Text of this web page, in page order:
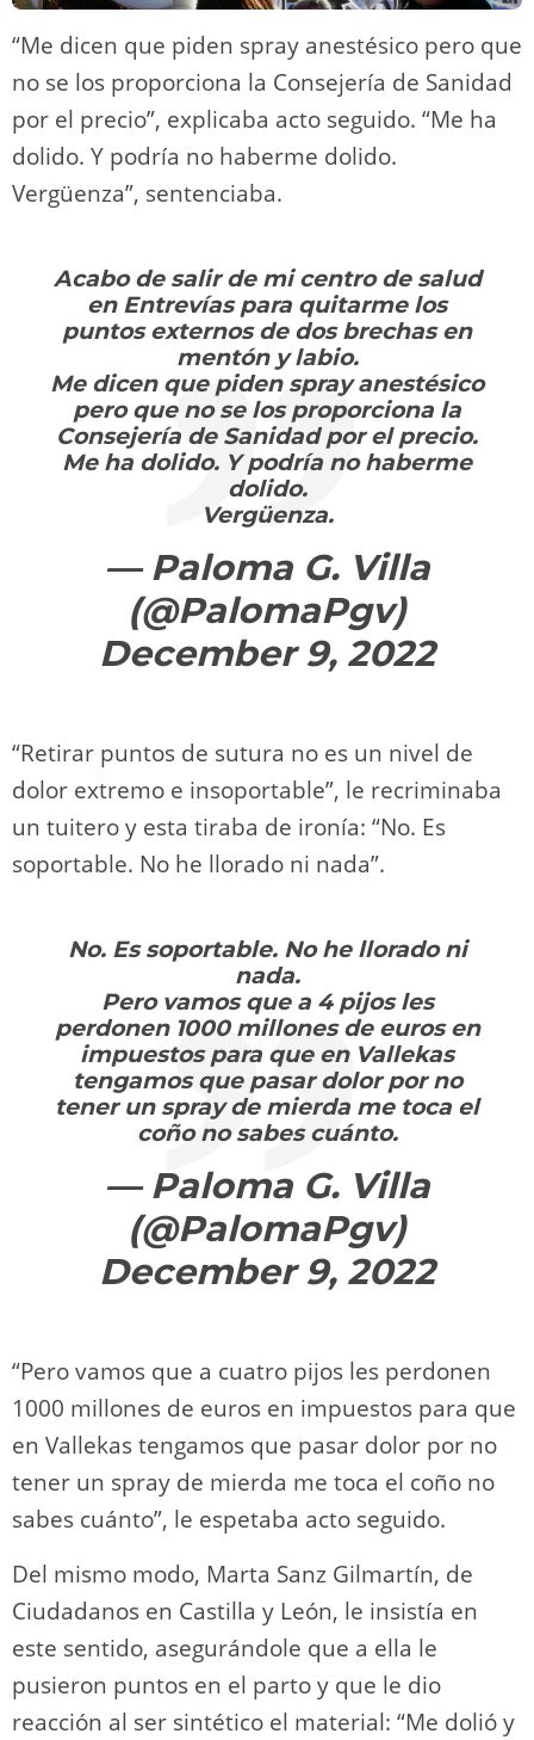
“Me dicen que piden spray anestésico pero que
no se los proporciona la Consejería de Sanidad
por el precio”, explicaba acto seguido. “Me ha
dolido. Y podría no haberme dolido.
Vergüenza”, sentenciaba.
Acabo de salir de mi centro de salud
en Entrevías para quitarme los
puntos externos de dos brechas en
mentón y labio.
Me dicen que piden spray anestésico
pero que no se los proporciona la
Consejería de Sanidad por el precio.
Me ha dolido. Y podría no haberme
dolido.
Vergüenza.
— Paloma G. Villa
(@PalomaPgv)
December 9, 2022
“Retirar puntos de sutura no es un nivel de
dolor extremo e insoportable”, le recriminaba
un tuitero y esta tiraba de ironía: “No. Es
soportable. No he llorado ni nada”.
No. Es soportable. No he llorado ni
nada.
Pero vamos que a 4 pijos les
perdonen 1000 millones de euros en
impuestos para que en Vallekas
tengamos que pasar dolor por no
tener un spray de mierda me toca el
coño no sabes cuánto.
— Paloma G. Villa
(@PalomaPgv)
December 9, 2022
“Pero vamos que a cuatro pijos les perdonen
1000 millones de euros en impuestos para que
en Vallekas tengamos que pasar dolor por no
tener un spray de mierda me toca el coño no
sabes cuánto”, le espetaba acto seguido.
Del mismo modo, Marta Sanz Gilmartín, de
Ciudadanos en Castilla y León, le insistía en
este sentido, asegurándole que a ella le
pusieron puntos en el parto y que le dio
reacción al ser sintético el material: “Me dolió y